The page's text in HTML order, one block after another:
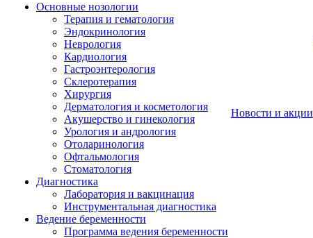
Основные нозологии
Терапия и гематология
Эндокринология
Неврология
Кардиология
Гастроэнтерология
Склеротерапия
Хирургия
Дерматология и косметология
Акушерство и гинекология
Урология и андрология
Отоларинология
Офтальмология
Стоматология
Диагностика
Лаборатория и вакцинация
Инструментальная диагностика
Ведение беременности
Программа ведения беременности
Новости и акции